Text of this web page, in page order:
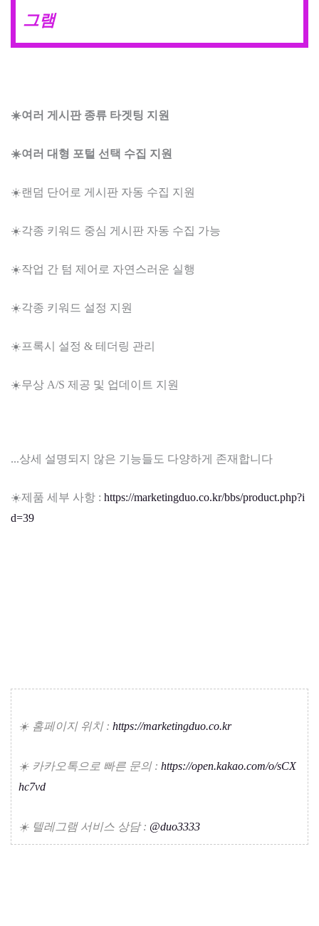
그램
☀️여러 게시판 종류 타겟팅 지원
☀️여러 대형 포털 선택 수집 지원
☀️랜덤 단어로 게시판 자동 수집 지원
☀️각종 키워드 중심 게시판 자동 수집 가능
☀️작업 간 텀 제어로 자연스러운 실행
☀️각종 키워드 설정 지원
☀️프록시 설정 & 테더링 관리
☀️무상 A/S 제공 및 업데이트 지원
...상세 설명되지 않은 기능들도 다양하게 존재합니다
☀️제품 세부 사항 : https://marketingduo.co.kr/bbs/product.php?i
d=39
☀️ 홈페이지 위치 : https://marketingduo.co.kr
☀️ 카카오톡으로 빠른 문의 : https://open.kakao.com/o/sCX
hc7vd
☀️ 텔레그램 서비스 상담 : @duo3333